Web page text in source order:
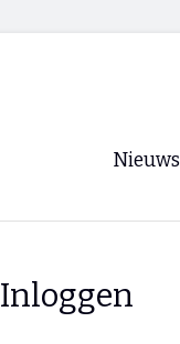
Nieuws
Inloggen